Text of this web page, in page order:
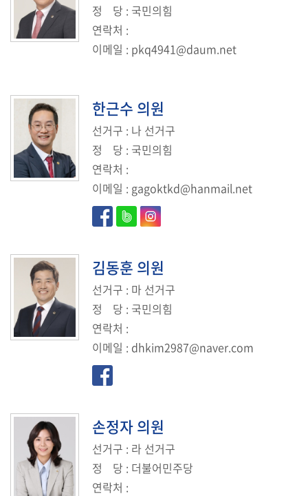
정
당 : 국민의힘
연락처 :
이메일 : pkq4941@daum.net
한근수 의원
선거구 : 나 선거구
정
당 : 국민의힘
연락처 :
이메일 : gagoktkd@hanmail.net
김동훈 의원
선거구 : 마 선거구
정
당 : 국민의힘
연락처 :
이메일 : dhkim2987@naver.com
손정자의원
선거구 : 라 선거구
정
당 : 더불어민주당
연락처 :